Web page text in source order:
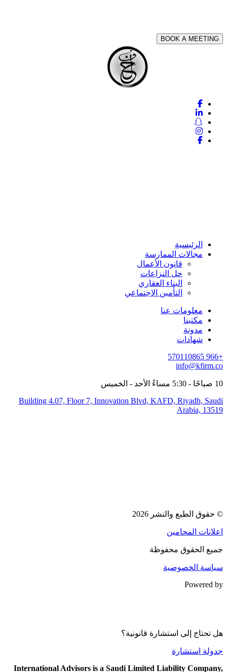
الرئيسية
مجالات الممارسة
قانون الأعمال
حل النزاعات
البناء العقاري
التأمين الاجتماعي
معلومات عنا
مكتبنا
مدونة
شهادات
+966 570110865
info@kfirm.co
10 صباحًا - 5:30 مساءً الأحد - الخميس
Building 4.07, Floor 7, Innovation Blvd, KAFD, Riyadh, Saudi
Arabia, 13519
© حقوق الطبع والنشر 2026
اعلانات المحامين
جميع الحقوق محفوظة
سياسة الخصوصية
Powered by
هل تحتاج إلى استشارة قانونية؟
جدولة استشارة
International Advisors is a Saudi Limited Liability Company,